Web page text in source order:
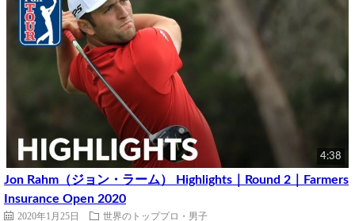
4:38
Jon Rahm（ジョン・ラーム） Highlights｜Round 2｜Farmers
Insurance Open 2020
2020年1月25日 世界のトッププロ・男子